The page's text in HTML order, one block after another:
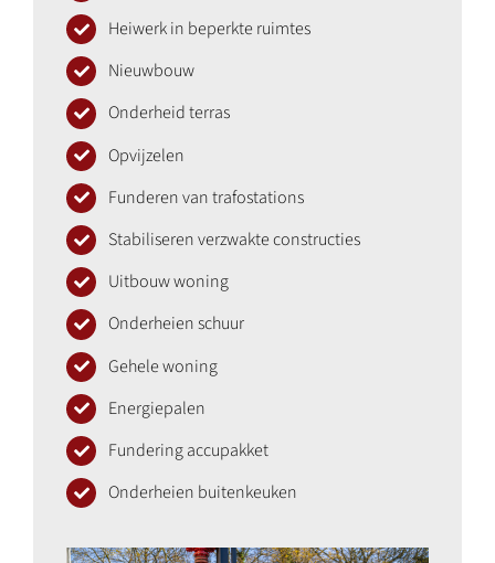
Heiwerk in beperkte ruimtes
Nieuwbouw
Onderheid terras
Opvijzelen
Funderen van trafostations
Stabiliseren verzwakte constructies
Uitbouw woning
Onderheien schuur
Gehele woning
Energiepalen
Fundering accupakket
Onderheien buitenkeuken